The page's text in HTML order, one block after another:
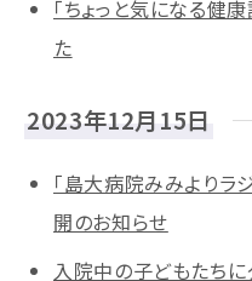
「ちょっと気になる健
た
2023年12月15日
「島大病院みみより
開のお知らせ
入院中の子どもたちに